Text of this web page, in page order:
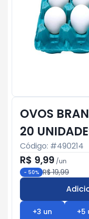
OVOS
20
Código: #490214
R$ 9,99 /un
- 50% R$ 19,99
+3 un +5